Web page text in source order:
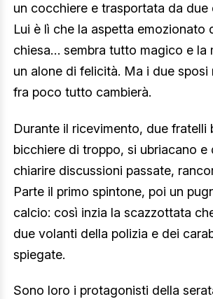
un cocchiere e trasportata da due
Lui è lì che la aspetta emozionato
chiesa… sembra tutto magico e la
un alone di felicità. Ma i due sposi
fra poco tutto cambierà.
Durante il ricevimento, due fratelli
bicchiere di troppo, si ubriacano e
chiarire discussioni passate,
Parte il primo spintone, poi un
calcio: così inzia la scazzottata
due volanti della polizia e dei
spiegate.
Sono loro i protagonisti della